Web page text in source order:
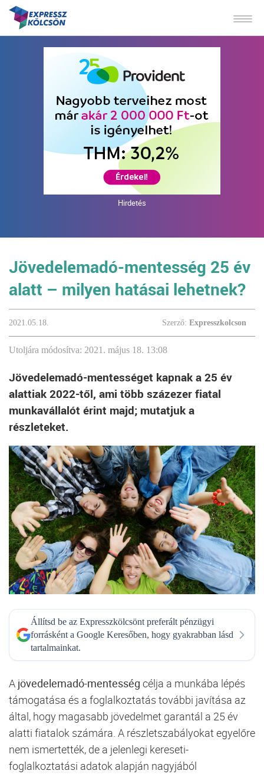
Hirdetés
Jövedelemadó-mentesség 25 év
alatt – milyen hatásai lehetnek?
2021.05.18. Szerző: Expresszkolcson
Utoljára módosítva: 2021. május 18. 13:08
Jövedelemadó-mentességet kapnak a 25 év
alattiak 2022-től, ami több százezer fiatal
munkavállalót érint majd; mutatjuk a
részleteket.
Állítsd be az Expresszkölcsönt preferált pénzügyi
forrásként a Google Keresőben, hogy gyakrabban lásd
tartalmainkat.
A jövedelemadó-mentesség célja a munkába lépés
támogatása és a foglalkoztatás további javítása az
által, hogy magasabb jövedelmet garantál a 25 év
alatti fiatalok számára. A részletszabályokat egyelőre
nem ismertették, de a jelenlegi kereseti-
foglalkoztatási adatok alapján nagyjából